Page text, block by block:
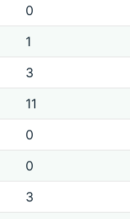
0
1
3
11
0
0
3